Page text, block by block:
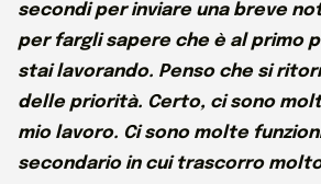
secondi per inviare una breve
per fargli sapere che è al primo
stai lavorando. Penso che si
delle priorità. Certo, ci sono
mio lavoro. Ci sono molte
secondario in cui trascorro